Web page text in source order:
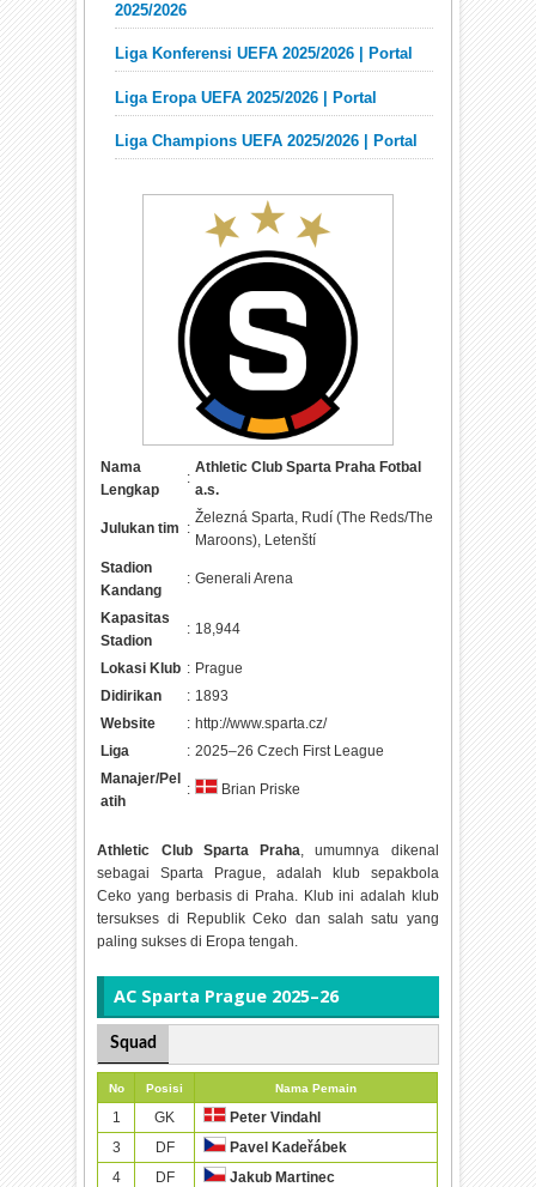
2025/2026
Liga Konferensi UEFA 2025/2026 | Portal
Liga Eropa UEFA 2025/2026 | Portal
Liga Champions UEFA 2025/2026 | Portal
Nama
Lengkap
:
Athletic Club Sparta Praha Fotbal
a.s.
Julukan tim :
Železná Sparta, Rudí (The Reds/The
Maroons), Letenští
Stadion
Kandang
: Generali Arena
Kapasitas
Stadion
: 18,944
Lokasi Klub : Prague
Didirikan
: 1893
Website
: http://www.sparta.cz/
Liga
: 2025–26 Czech First League
Manajer/Pel
atih
: Brian Priske
Athletic Club Sparta Praha, umumnya dikenal
sebagai Sparta Prague, adalah klub sepakbola
Ceko yang berbasis di Praha. Klub ini adalah klub
tersukses di Republik Ceko dan salah satu yang
paling sukses di Eropa tengah.
AC Sparta Prague 2025–26
Squad
No Posisi Nama Pemain
1 GK
Peter Vindahl
3
DF
Pavel Kadeřábek
4
DF
Jakub Martinec